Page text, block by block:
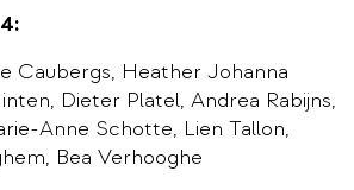
:
Caubergs, Heather Johanna
Dieter Platel, Andrea Rabijns,
Anne Schotte, Lien Tallon,
Bea Verhooghe